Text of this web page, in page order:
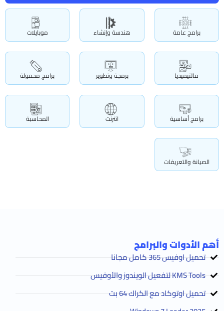
برامج عامة هندسة وإنشاء موبايلات
مالتيميديا برمجة وتطوير برامج محمولة
برامج أساسية انترنت المحاسبة
الصيانة والتعريفات
أهم الأدوات والبرامج
تحميل اوفيس 365 كامل مجانا
KMS Tools لتفعيل الويندوز والأوفيس
تحميل اوتوكاد مع الكراك 64 بت